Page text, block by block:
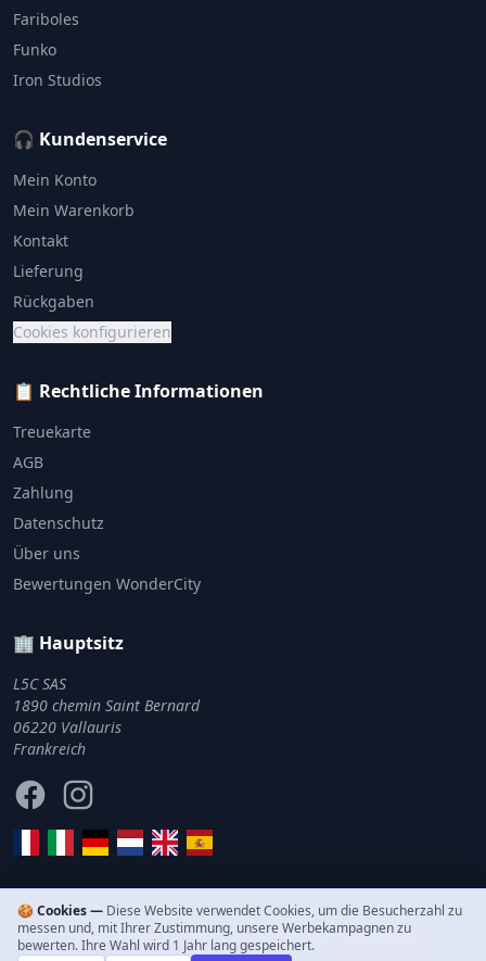
Fariboles
Funko
Iron Studios
🎧 Kundenservice
Mein Konto
Mein Warenkorb
Kontakt
Lieferung
Rückgaben
Cookies konfigurieren
📋 Rechtliche Informationen
Treuekarte
AGB
Zahlung
Datenschutz
Über uns
Bewertungen WonderCity
🏢 Hauptsitz
L5C SAS
1890 chemin Saint Bernard
06220 Vallauris
Frankreich
FacebookInstagram
© 2011–2026 WonderCity. Alle Rechte vorbehalten.
🍪 Cookies — Diese Website verwendet Cookies, um die Besucherzahl zu
messen und, mit Ihrer Zustimmung, unsere Werbekampagnen zu
bewerten. Ihre Wahl wird 1 Jahr lang gespeichert.